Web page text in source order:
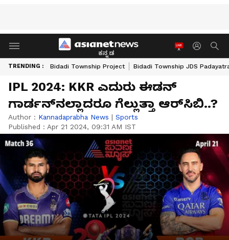
ಕನ್ನಡ
TRENDING : Bidadi Township Project Bidadi Township JDS
IPL 2024: KKR ಎದುರು ಈಡನ್
ಗಾರ್ಡನ್‌ನಲ್ಲಾದರೂ ಗೆಲ್ಲುತ್ತಾ ಆರ್‌ಸಿಬಿ..?
Author : Kannadaprabha News | Sports
Published : Apr 21 2024, 09:31 AM IST